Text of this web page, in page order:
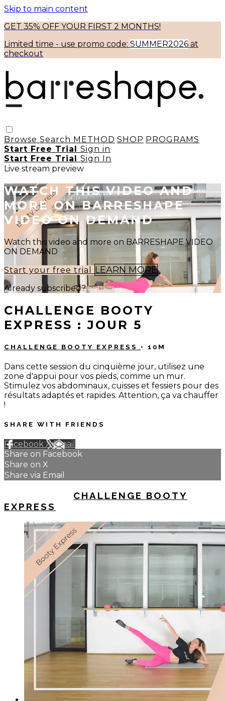
Skip to main content
GET 35% OFF YOUR FIRST 2 MONTHS!
Limited time - use promo code: SUMMER2026 at
checkout
Browse Search METHOD SHOP PROGRAMS
Start Free Trial Sign in
Start Free Trial Sign In
Live stream preview
WATCH THIS VIDEO AND
MORE ON BARRESHAPE
VIDEO ON DEMAND
Watch this video and more on BARRESHAPE VIDEO
ON DEMAND
Start your free trial
LEARN MORE
Already subscribed?Sign in
CHALLENGE BOOTY
EXPRESS : JOUR 5
CHALLENGE BOOTY EXPRESS • 10M
Dans cette session du cinquième jour, utilisez une
zone d'appui pour vos pieds, comme un mur.
Stimulez vos abdominaux, cuisses et fessiers pour des
résultats adaptés et rapides. Attention, ça va chauffer
!
SHARE WITH FRIENDS
Facebook XEmail
Share on Facebook
Share on X
Share via Email
CHALLENGE BOOTY
EXPRESS